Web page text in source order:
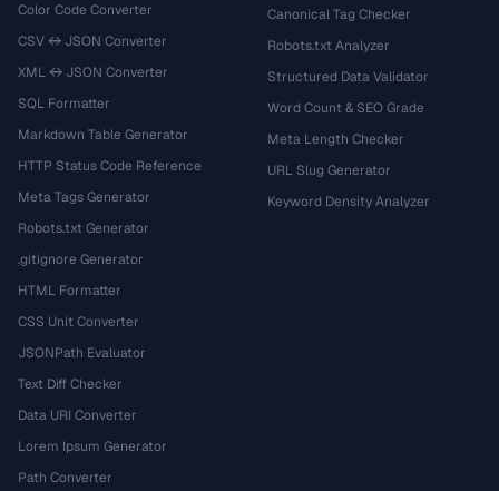
Color Code Converter
CSV ↔ JSON Converter
XML ↔ JSON Converter
SQL Formatter
Markdown Table Generator
HTTP Status Code Reference
Meta Tags Generator
Robots.txt Generator
.gitignore Generator
HTML Formatter
CSS Unit Converter
JSONPath Evaluator
Text Diff Checker
Data URI Converter
Lorem Ipsum Generator
Path Converter
Canonical Tag Checker
Robots.txt Analyzer
Structured Data Validator
Word Count & SEO Grade
Meta Length Checker
URL Slug Generator
Keyword Density Analyzer